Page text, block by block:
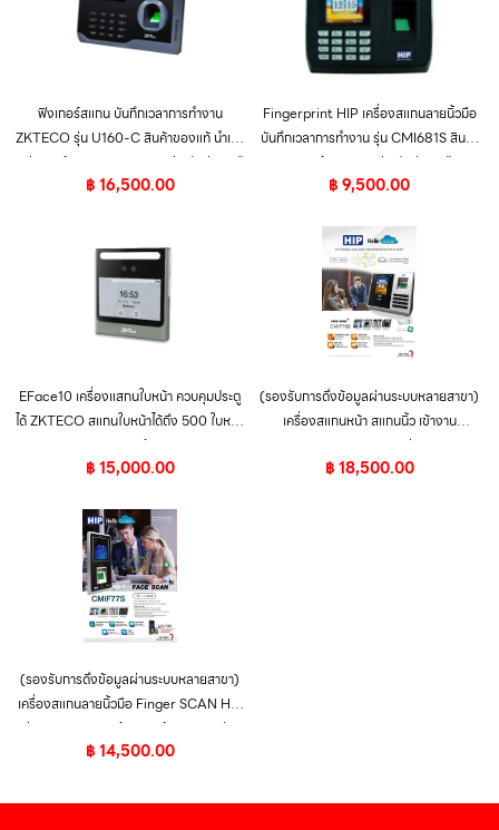
ฟิงเกอร์สแกน บันทึกเวลาการทำงาน
ZKTECO รุ่น U160-C สินค้าของแท้ นำเข้า
อย่างถูกต้อง จาก ZKTECO รับประกัน 3 ปี
เต็ม
฿16,500.00
Fingerprint HIP เครื่องสแกนลายนิ้วมือ
บันทึกเวลาการทำงาน รุ่น CMI681S สินค้า
ของแท้ จาก HIP รับประกัน 2 ปี
฿9,500.00
EFace10 เครื่องแสกนใบหน้า ควบคุมประตู
ได้ ZKTECO สแกนใบหน้าได้ถึง 500 ใบหน้า
ของแท้
฿15,000.00
(รองรับการดึงข้อมูลผ่านระบบหลายสาขา)
เครื่องสแกนหน้า สแกนนิ้ว เข้างาน
Finger/Face SCAN HIP รุ่น CMiF75S
สินค้าของแท้ จาก HIP รับประกันนาน 2 ปี
฿18,500.00
(รองรับการดึงข้อมูลผ่านระบบหลายสาขา)
เครื่องสแกนลายนิ้วมือ Finger SCAN HIP
รุ่น CMiF77S สินค้าของแท้ จาก HIP รับ
ประกันนาน 2 ปี
฿14,500.00